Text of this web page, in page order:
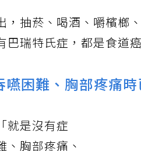
，抽菸、喝酒、嚼檳榔
瑞特氏症，都是食道
困難、胸部疼痛時
就是沒有症